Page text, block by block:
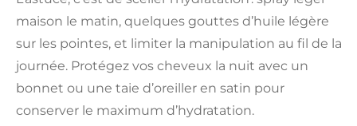
maison le matin, quelques gouttes d’huile légère
sur les pointes, et limiter la manipulation au fil de la
journée. Protégez vos cheveux la nuit avec un
bonnet ou une taie d’oreiller en satin pour
conserver le maximum d’hydratation.